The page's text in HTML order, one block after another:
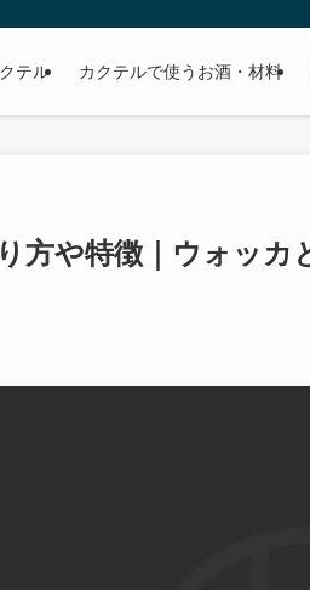
テル カクテルで使うお酒・材料
方や特徴｜ウォッカ